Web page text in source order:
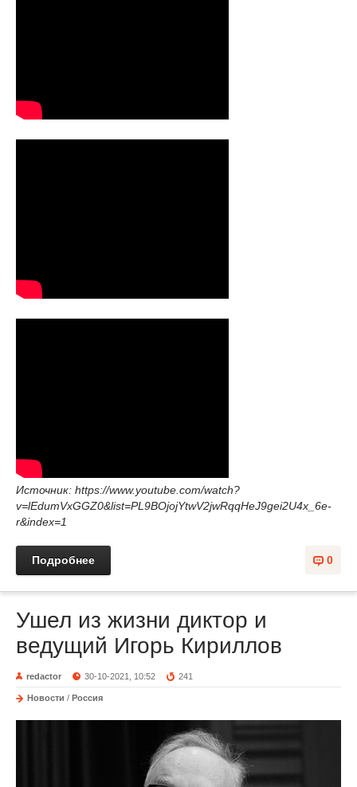
Источник: https://www.youtube.com/watch?
v=lEdumVxGGZ0&list=PL9BOjojYtwV2jwRqqHeJ9gei2U4x_6e-
r&index=1
0
Подробнее
Ушел из жизни диктор и
ведущий Игорь Кириллов
redactor 30-10-2021, 10:52 241
Новости / Россия